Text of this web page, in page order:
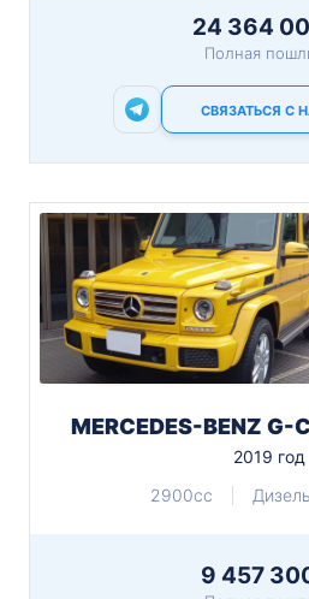
24 364
Полная
СВЯЗАТЬСЯ С
MERCEDES-BENZ
2019 год
2900cc
Дизель
9 457